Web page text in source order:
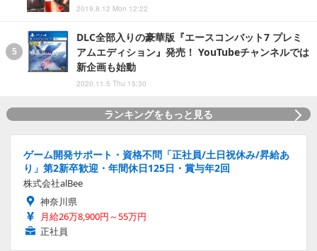
2019.8.12 Mon 12:22
DLC全部入りの豪華版『エースコンバット7 プレミ
アムエディション』発売！ YouTubeチャンネルでは
新企画も始動
2020.11.5 Thu 15:30
ランキングをもっと見る
ゲーム開発サポート・資格不問「正社員/土日祝休み/昇給あ
り」第2新卒歓迎・年間休日125日・賞与年2回
株式会社alBee
神奈川県
月給26万8,900円～55万円
正社員